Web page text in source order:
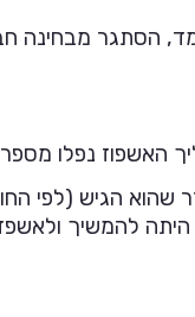
הסתגר מבחינה
האשפוז נפלו מספר
הגיש (לפי
להמשיך